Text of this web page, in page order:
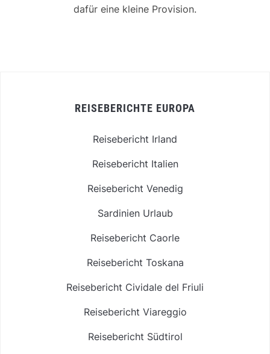
dafür eine kleine Provision.
REISEBERICHTE EUROPA
Reisebericht Irland
Reisebericht Italien
Reisebericht Venedig
Sardinien Urlaub
Reisebericht Caorle
Reisebericht Toskana
Reisebericht Cividale del Friuli
Reisebericht Viareggio
Reisebericht Südtirol